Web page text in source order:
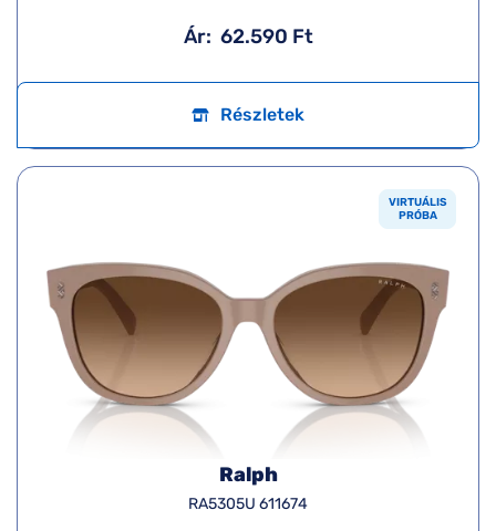
Ár: 62.590 Ft
Részletek
VIRTUÁLIS
PRÓBA
Ralph
RA5305U 611674